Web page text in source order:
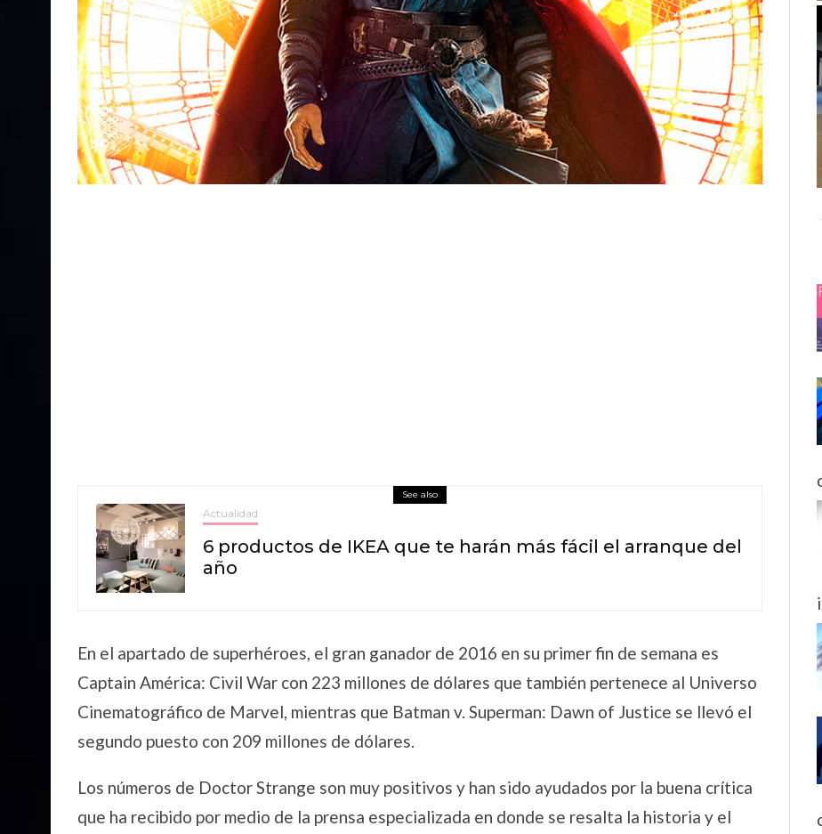
See also
Actualidad
6 productos de IKEA que te harán más fácil el arranque del
año
En el apartado de superhéroes, el gran ganador de 2016 en su primer fin de semana es
Captain América: Civil War con 223 millones de dólares que también pertenece al Universo
Cinematográfico de Marvel, mientras que Batman v. Superman: Dawn of Justice se llevó el
segundo puesto con 209 millones de dólares.
Los números de Doctor Strange son muy positivos y han sido ayudados por la buena crítica
que ha recibido por medio de la prensa especializada en donde se resalta la historia y el